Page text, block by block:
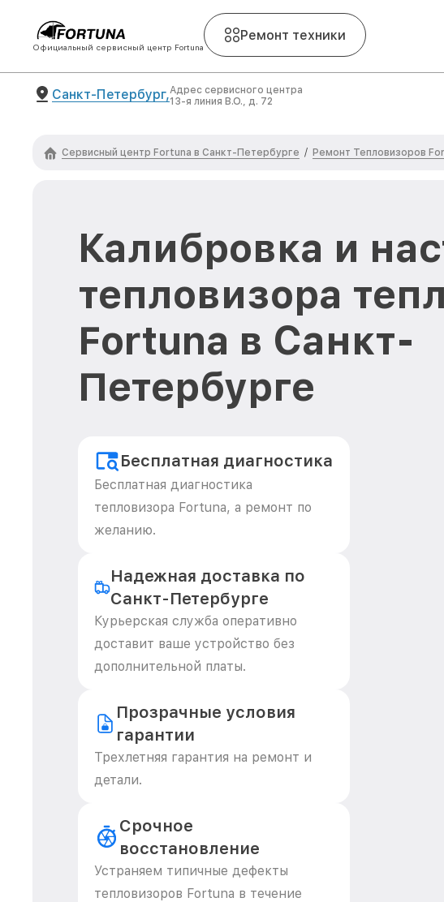
Официальный сервисный центр Fortuna
Ремонт техники
Санкт-Петербург,Адрес сервисного центра
13-я линия В.О., д. 72
Сервисный центр Fortuna в Санкт-Петербурге / Ремонт Тепловизоров
Калибровка и
тепловизора
Fortuna в Санкт-
Петербурге
Бесплатная диагностика
Бесплатная диагностика
тепловизора Fortuna, а ремонт по
желанию.
Надежная доставка по
Санкт-Петербурге
Курьерская служба оперативно
доставит ваше устройство без
дополнительной платы.
Прозрачные условия
гарантии
Трехлетняя гарантия на ремонт и
детали.
Срочное
восстановление
Устраняем типичные дефекты
тепловизоров Fortuna в течение